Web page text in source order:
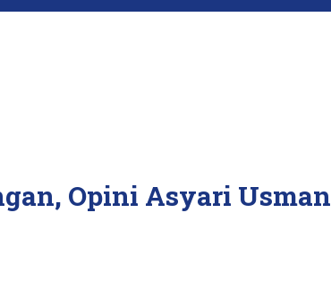
Opini Asyari Usman